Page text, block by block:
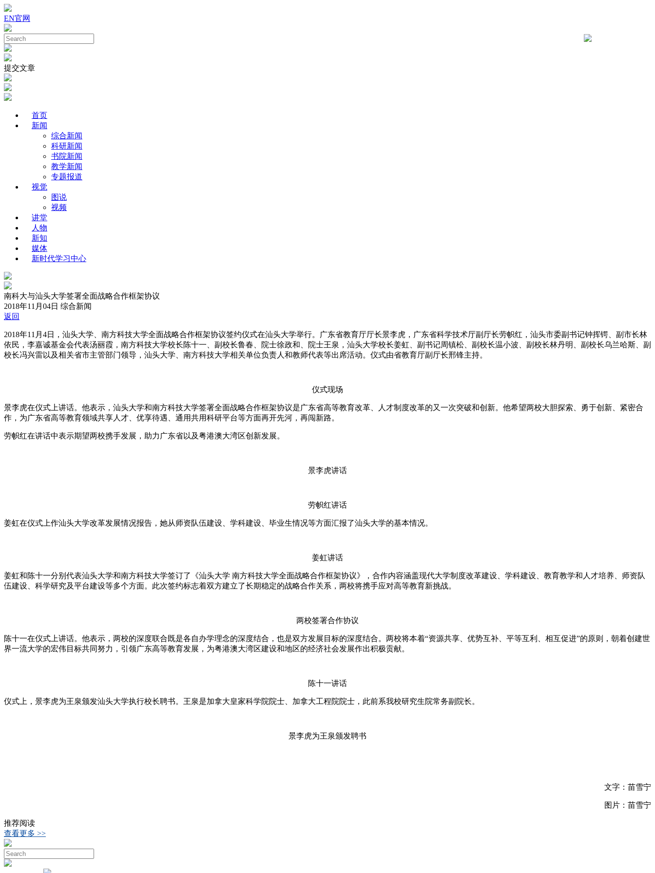
EN官网
提交文章
首页
新闻
综合新闻
科研新闻
书院新闻
教学新闻
专题报道
视觉
图说
视频
讲堂
人物
新知
媒体
新时代学习中心
南科大与汕头大学签署全面战略合作框架协议
2018年11月04日 综合新闻
返回
2018年11月4日，汕头大学、南方科技大学全面战略合作框架协议签约仪式在汕头大学举行。广东省教育厅厅长景李虎，广东省科学技术厅副厅长劳帜红，汕头市委副书记钟挥锷、副市长林
依民，李嘉诚基金会代表汤丽霞，南方科技大学校长陈十一、副校长鲁春、院士徐政和、院士王泉，汕头大学校长姜虹、副书记周镇松、副校长温小波、副校长林丹明、副校长乌兰哈斯、副
校长冯兴雷以及相关省市主管部门领导，汕头大学、南方科技大学相关单位负责人和教师代表等出席活动。仪式由省教育厅副厅长邢锋主持。
仪式现场
景李虎在仪式上讲话。他表示，汕头大学和南方科技大学签署全面战略合作框架协议是广东省高等教育改革、人才制度改革的又一次突破和创新。他希望两校大胆探索、勇于创新、紧密合
作，为广东省高等教育领域共享人才、优享待遇、通用共用科研平台等方面再开先河，再闯新路。
劳帜红在讲话中表示期望两校携手发展，助力广东省以及粤港澳大湾区创新发展。
景李虎讲话
劳帜红讲话
姜虹在仪式上作汕头大学改革发展情况报告，她从师资队伍建设、学科建设、毕业生情况等方面汇报了汕头大学的基本情况。
姜虹讲话
姜虹和陈十一分别代表汕头大学和南方科技大学签订了《汕头大学 南方科技大学全面战略合作框架协议》，合作内容涵盖现代大学制度改革建设、学科建设、教育教学和人才培养、师资队
伍建设、科学研究及平台建设等多个方面。此次签约标志着双方建立了长期稳定的战略合作关系，两校将携手应对高等教育新挑战。
两校签署合作协议
陈十一在仪式上讲话。他表示，两校的深度联合既是各自办学理念的深度结合，也是双方发展目标的深度结合。两校将本着“资源共享、优势互补、平等互利、相互促进”的原则，朝着创建世
界一流大学的宏伟目标共同努力，引领广东高等教育发展，为粤港澳大湾区建设和地区的经济社会发展作出积极贡献。
陈十一讲话
仪式上，景李虎为王泉颁发汕头大学执行校长聘书。王泉是加拿大皇家科学院院士、加拿大工程院院士，此前系我校研究生院常务副院长。
景李虎为王泉颁发聘书
文字：苗雪宁
图片：苗雪宁
推荐阅读
查看更多 >>